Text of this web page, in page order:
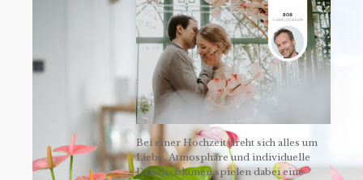
Bei einer Hochzeit dreht sich alles um
Liebe, Atmosphäre und individuelle
Details. Blumen spielen dabei eine